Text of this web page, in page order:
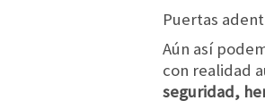
Puertas
Aún así
con realidad
seguridad,